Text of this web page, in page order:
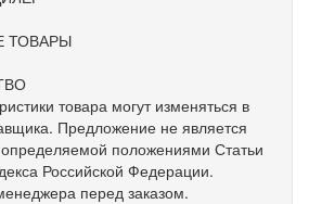
ТОВАРЫ
товара могут изменяться в
Предложение не является
положениями Статьи
Российской Федерации.
перед заказом.